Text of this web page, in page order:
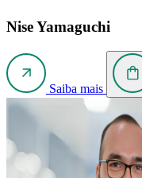
Nise Yamaguchi
Saiba mais